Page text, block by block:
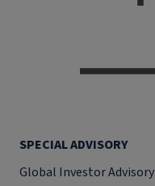
SPECIAL ADVISORY
Global Investor Advisory